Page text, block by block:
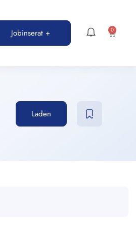
Jobinserat + 0
Laden